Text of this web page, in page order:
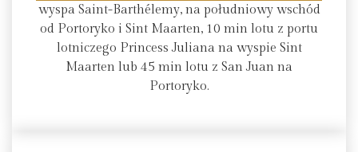
wyspa Saint-Barthélemy, na południowy wschód
od Portoryko i Sint Maarten, 10 min lotu z portu
lotniczego Princess Juliana na wyspie Sint
Maarten lub 45 min lotu z San Juan na
Portoryko.